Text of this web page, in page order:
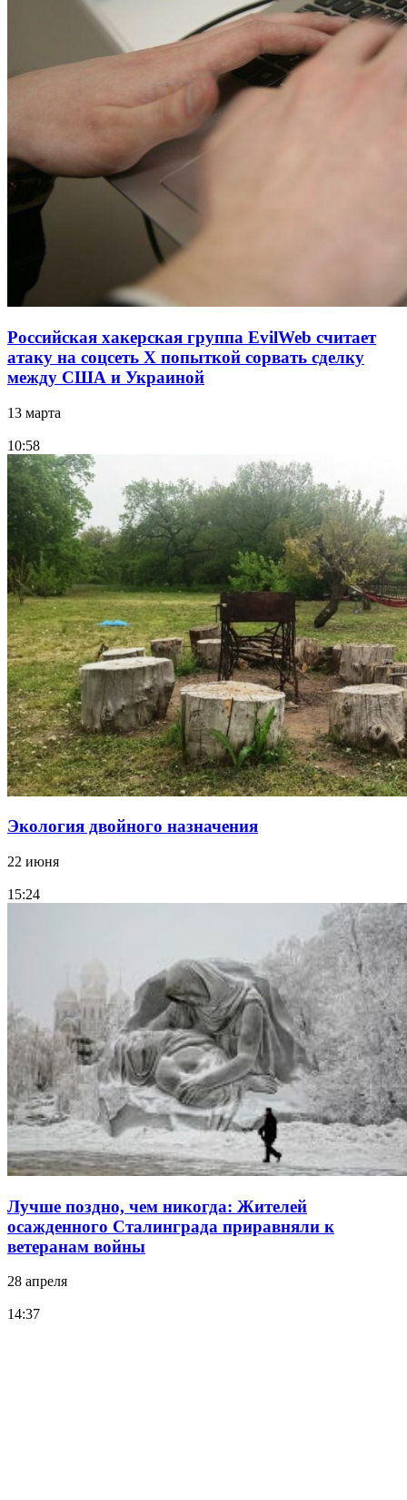
Российская хакерская группа EvilWeb считает
атаку на соцсеть Х попыткой сорвать сделку
между США и Украиной
13 марта
10:58
Экология двойного назначения
22 июня
15:24
Лучше поздно, чем никогда: Жителей
осажденного Сталинграда приравняли к
ветеранам войны
28 апреля
14:37